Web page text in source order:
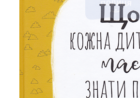
Свіжі надходження, актуальна
література та нові автори на
полиці.